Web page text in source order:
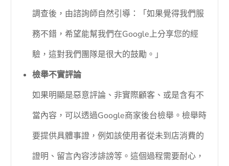
調查後，由諮詢師自然引導：「如果覺得我們服
務不錯，希望能幫我們在Google上分享您的經
驗，這對我們團隊是很大的鼓勵。」
檢舉不實評論
如果明顯是惡意評論、非實際顧客、或是含有不
當內容，可以透過Google商家後台檢舉。檢舉時
要提供具體事證，例如該使用者從未到店消費的
證明、留言內容涉誹謗等。這個過程需要耐心，